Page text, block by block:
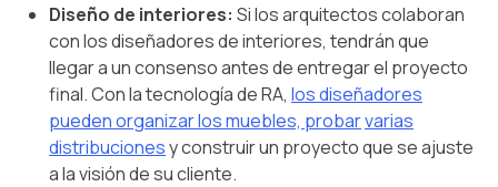
Diseño de interiores: Si los arquitectos colaboran
con los diseñadores de interiores, tendrán que
llegar a un consenso antes de entregar el proyecto
final. Con la tecnología de RA, los diseñadores
pueden organizar los muebles, probarvarias
distribucionesy construir un proyecto que se ajuste
a la visión de su cliente.